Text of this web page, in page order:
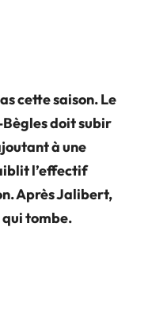
cette saison. Le
doit subir
à une
l’effectif
Après Jalibert,
qui tombe.